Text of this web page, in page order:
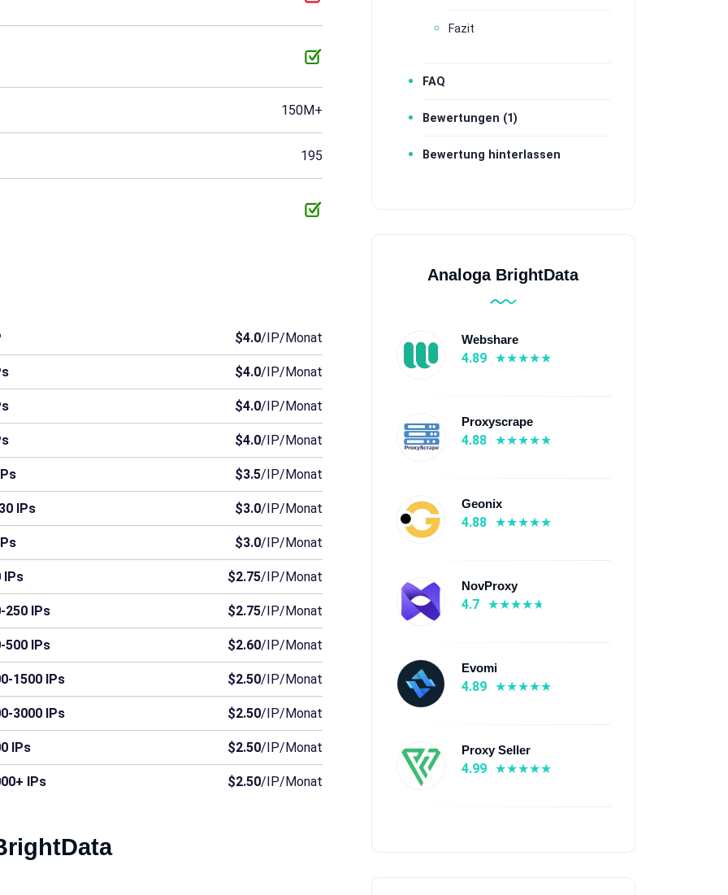
Sudan Timor-Leste Togo
Jemen Simbabwe Tschad
Mauretanien Südsudan Liechtenstein
Antigua und Barbuda
Niger.
Sierra Leone Salomonen Somalia
150M+
195
$4.0/IP/Monat
$4.0/IP/Monat
$4.0/IP/Monat
$4.0/IP/Monat
$3.5/IP/Monat
IPs $3.0/IP/Monat
$3.0/IP/Monat
IPs $2.75/IP/Monat
250 IPs $2.75/IP/Monat
500 IPs $2.60/IP/Monat
1500 IPs $2.50/IP/Monat
3000 IPs $2.50/IP/Monat
IPs $2.50/IP/Monat
IPs $2.50/IP/Monat
Fazit
FAQ
Bewertungen (1)
Bewertung hinterlassen
Analoga BrightData
Webshare
4.89
Proxyscrape
4.88
Geonix
4.88
NovProxy
4.7
Evomi
4.89
Proxy Seller
4.99